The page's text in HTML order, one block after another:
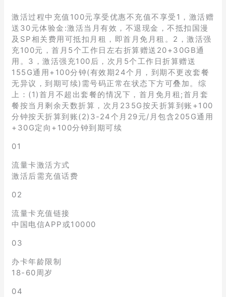
激活过程中充值100元享受优惠不充值不享受1，激活赠
送30元体验金:激活当月有效，不退现金，不抵扣国漫
及SP相关费用可抵扣月租，即首月免月租。2，激活强
充100元，首月5个工作日左右折算赠送20+30GB通
用。3，激活强充100后，次月5个工作日折算赠送
155G通用+100分钟(有效期24个月，到期不更改套餐
无异议，到期可续)需号码正常在状态下方可叠加。综
上：(1)首月不超出套餐的情况下，首月免月租;首月套
餐按当月剩余天数折算，次月235G按天折算到账+100
分钟按天折算到账(2)3-24个月29元/月包含205G通用
+30G定向+100分钟到期可续
01
流量卡激活方式
激活后需充值话费
02
流量卡充值链接
中国电信APP或10000
03
办卡年龄限制
18-60周岁
04